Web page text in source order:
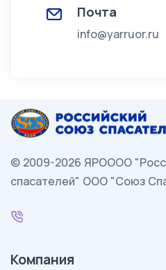
Почта
info@yarruor.ru
© 2009-2026 ЯРОООО
спасателей" ООО "Союз
Компания